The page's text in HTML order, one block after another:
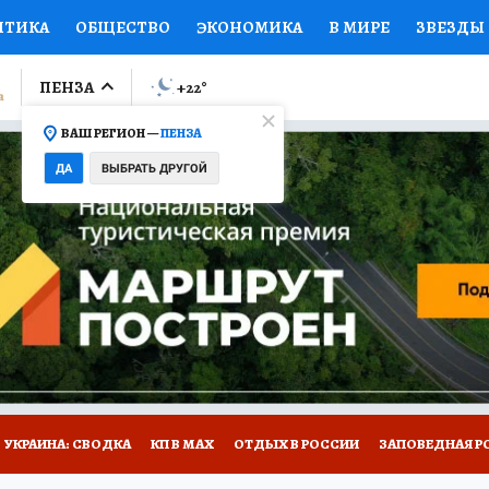
ОБЩЕСТВО ЭКОНОМИКА В МИРЕ ЗВЕЗДЫ
ПРОИСШЕСТВИЯ
ОТКРЫВАЕМ МИР Я ЗНАЮ СЕМЬЯ ЖЕНСКИЕ
ПРОМОКОДЫ СЕРИАЛЫ СПЕЦПРОЕКТЫ
КОЛЛЕКЦИИ КОНКУРСЫ РАБОТА У НАС
САЙТЕ
ПЕНЗА
ВАШ РЕГИОН —ПЕНЗА
ДА ВЫБРАТЬ ДРУГОЙ
+22°
УКРАИНА: СВОДКА КП В МАХ ОТДЫХ В РОССИИ ЗАПОВЕДНАЯ